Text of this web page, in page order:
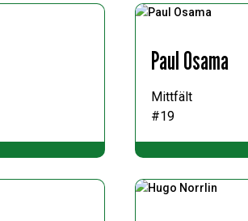
Paul Osama
Mittfält
#19